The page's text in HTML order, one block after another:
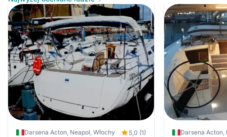
Darsena Acton, Neapol, Włochy 5,0 (1) Darsena Acton,